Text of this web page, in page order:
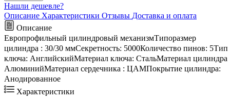
Нашли дешевле?
Описание Характеристики Отзывы Доставка и оплата
Описание
Европрофильный цилиндровый механизмТипоразмер
цилиндра : 30/30 ммСекретность: 5000Количество пинов: 5Тип
ключа: АнглийскийМатериал ключа: СтальМатериал цилиндра
АлюминийМатериал сердечника : ЦАМПокрытие цилиндра:
Анодированное
Характеристики